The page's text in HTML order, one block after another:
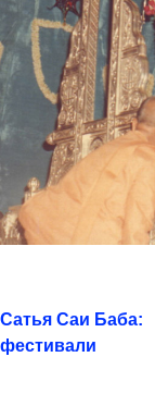
Сатья Саи Баба:
фестивали